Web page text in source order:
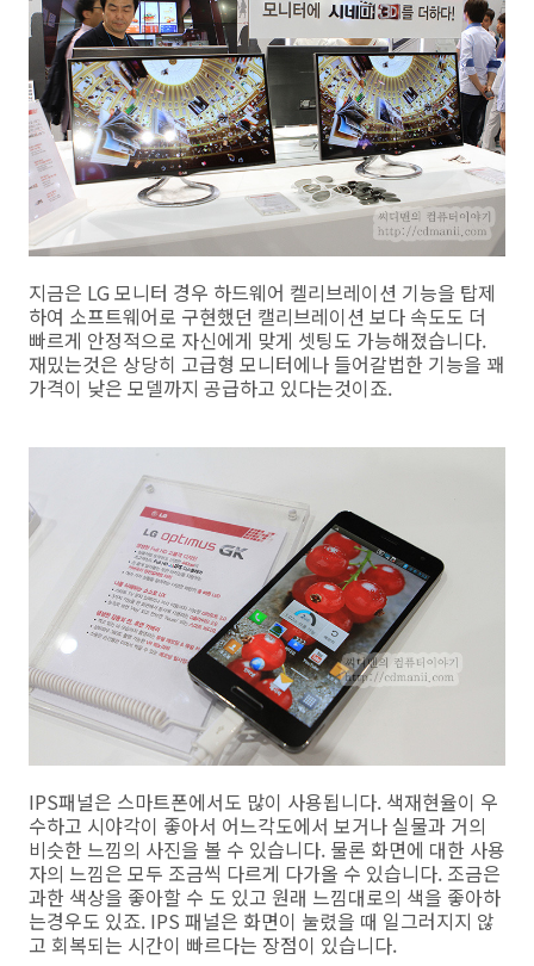
지금은 LG 모니터 경우 하드웨어 켈리브레이션 기능을 탑제
하여 소프트웨어로 구현했던 캘리브레이션 보다 속도도 더
빠르게 안정적으로 자신에게 맞게 셋팅도 가능해졌습니다.
재밌는것은 상당히 고급형 모니터에나 들어갈법한 기능을 꽤
가격이 낮은 모델까지 공급하고 있다는것이죠.
IPS패널은 스마트폰에서도 많이 사용됩니다. 색재현율이 우
수하고 시야각이 좋아서 어느각도에서 보거나 실물과 거의
비슷한 느낌의 사진을 볼 수 있습니다. 물론 화면에 대한 사용
자의 느낌은 모두 조금씩 다르게 다가올 수 있습니다. 조금은
과한 색상을 좋아할 수 도 있고 원래 느낌대로의 색을 좋아하
는경우도 있죠. IPS 패널은 화면이 눌렸을 때 일그러지지 않
고 회복되는 시간이 빠르다는 장점이 있습니다.